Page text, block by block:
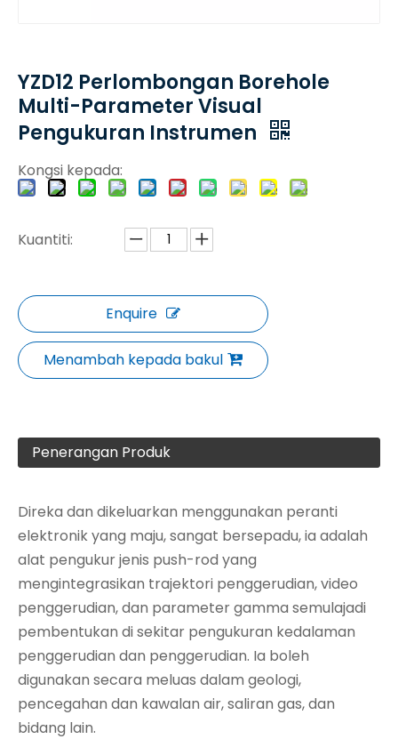
YZD12 Perlombongan Borehole
Multi-Parameter Visual
Pengukuran Instrumen
Kongsi kepada:
Kuantiti:
Enquire
Menambah kepada bakul
Penerangan Produk
Direka dan dikeluarkan menggunakan peranti
elektronik yang maju, sangat bersepadu, ia adalah
alat pengukur jenis push-rod yang
mengintegrasikan trajektori penggerudian, video
penggerudian, dan parameter gamma semulajadi
pembentukan di sekitar pengukuran kedalaman
penggerudian dan penggerudian. Ia boleh
digunakan secara meluas dalam geologi,
pencegahan dan kawalan air, saliran gas, dan
bidang lain.